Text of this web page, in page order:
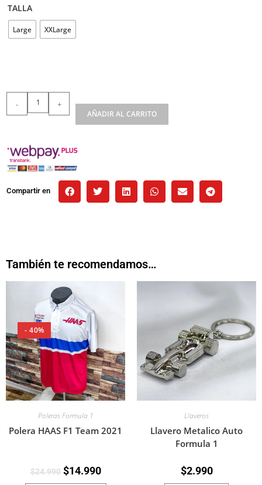
TALLA
Large XXLarge
- +
AÑADIR AL CARRITO
Compartir en
También te recomendamos…
- 40%
Poleras Formula 1
Polera HAAS F1 Team 2021
$24.990 $14.990
Llaveros
Llavero Metalico Auto
Formula 1
$2.990